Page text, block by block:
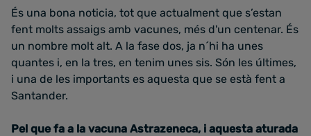
És una bona noticia, tot que actualment que s’estan
fent molts assaigs amb vacunes, més d'un centenar. És
un nombre molt alt. A la fase dos, ja n´hi ha unes
quantes i, en la tres, en tenim unes sis. Són les últimes,
i una de les importants es aquesta que se està fent a
Santander.
Pel que fa a la vacuna Astrazeneca, i aquesta aturada